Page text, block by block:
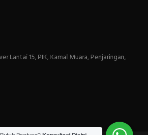
Lantai 15, PIK, Kamal Muara, Penjaringan,